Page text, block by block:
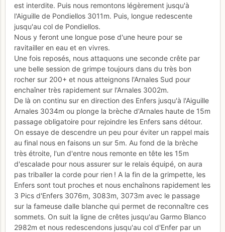
est interdite. Puis nous remontons légèrement jusqu'à
l'Aiguille de Pondiellos 3011m. Puis, longue redescente
jusqu'au col de Pondiellos.
Nous y feront une longue pose d'une heure pour se
ravitailler en eau et en vivres.
Une fois reposés, nous attaquons une seconde crête par
une belle session de grimpe toujours dans du très bon
rocher sur 200+ et nous atteignons l'Arnales Sud pour
enchaîner très rapidement sur l'Arnales 3002m.
De là on continu sur en direction des Enfers jusqu'à l'Aiguille
Arnales 3034m ou plonge la brèche d'Arnales haute de 15m
passage obligatoire pour rejoindre les Enfers sans détour.
On essaye de descendre un peu pour éviter un rappel mais
au final nous en faisons un sur 5m. Au fond de la brèche
très étroite, l'un d'entre nous remonte en tête les 15m
d'escalade pour nous assurer sur le relais équipé, on aura
pas triballer la corde pour rien ! A la fin de la grimpette, les
Enfers sont tout proches et nous enchaînons rapidement les
3 Pics d'Enfers 3076m, 3083m, 3073m avec le passage
sur la fameuse dalle blanche qui permet de reconnaître ces
sommets. On suit la ligne de crêtes jusqu'au Garmo Blanco
2982m et nous redescendons jusqu'au col d'Enfer par un